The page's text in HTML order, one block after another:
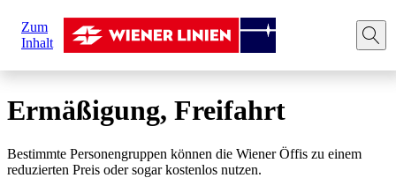
Zum
Inhalt
sind
hier:
Startseite Tickets Ermäßigung Freifahrt
Ermäßigung, Freifahrt
Bestimmte Personengruppen können die Wiener Öffis zu einem
reduzierten Preis oder sogar kostenlos nutzen.